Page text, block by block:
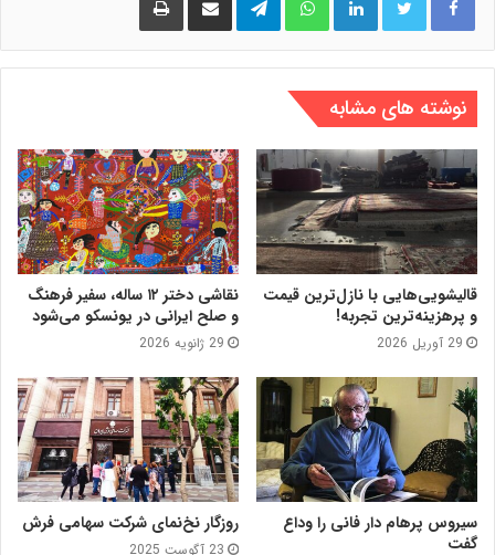
نوشته های مشابه
قالیشویی‌هایی با نازل‌ترین قیمت
و پرهزینه‌ترین تجربه!
29 آوریل 2026
نقاشی دختر ۱۲ ساله، سفیر فرهنگ
و صلح ایرانی در یونسکو می‌شود
29 ژانویه 2026
سیروس پرهام دار فانی را وداع
گفت
روزگار نخ‌نمای شرکت سهامی فرش
23 آگوست 2025